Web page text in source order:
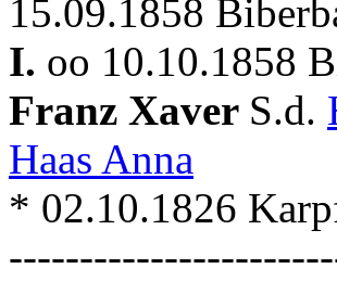
15.09.1858
I. oo 10.10.1858
Franz Xaver S.d.
Haas Anna
* 02.10.1826